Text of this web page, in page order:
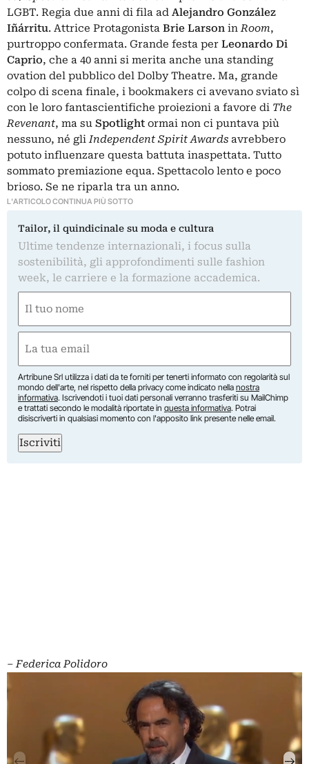
LGBT. Regia due anni di fila ad Alejandro González
Iñárritu. Attrice Protagonista Brie Larson inRoom,
purtroppo confermata. Grande festa per Leonardo Di
Caprio, che a 40 anni si merita anche una standing
ovation del pubblico del Dolby Theatre. Ma, grande
colpo di scena finale, i bookmakers ci avevano sviato sì
con le loro fantascientifiche proiezioni a favore di The
Revenant, ma su Spotlight ormai non ci puntava più
nessuno, né gliIndependent Spirit Awards avrebbero
potuto influenzare questa battuta inaspettata. Tutto
sommato premiazione equa. Spettacolo lento e poco
brioso. Se ne riparla tra un anno.
L'ARTICOLO CONTINUA PIÙ SOTTO
Tailor, il quindicinale su moda e cultura
Ultime tendenze internazionali, i focus sulla
sostenibilità, gli approfondimenti sulle fashion
week, le carriere e la formazione accademica.
(Obbligatorio)
Nome
(Obbligatorio)
Artribune Srl utilizza i dati da te forniti per tenerti informato con regolarità sul
mondo dell'arte, nel rispetto della privacy come indicato nella nostra
informativa. Iscrivendoti i tuoi dati personali verranno trasferiti su MailChimp
e trattati secondo le modalità riportate in questa informativa. Potrai
disiscriverti in qualsiasi momento con l'apposito link presente nelle email.
Iscriviti
– Federica Polidoro